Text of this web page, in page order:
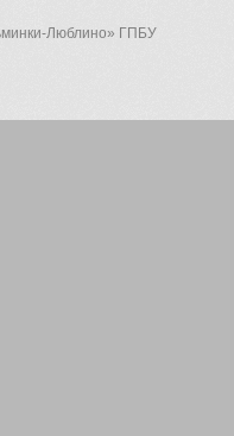
Люблино» ГПБУ